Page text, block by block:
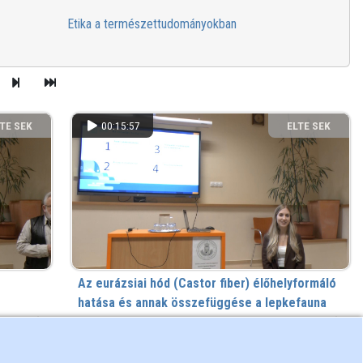
Etika a természettudományokban
SEK
00:15:57
ELTE SEK
KÖNYVTÁRA
Az eurázsiai hód (Castor fiber) élőhelyformáló
hatása és annak összefüggése a lepkefauna
diverzitásával